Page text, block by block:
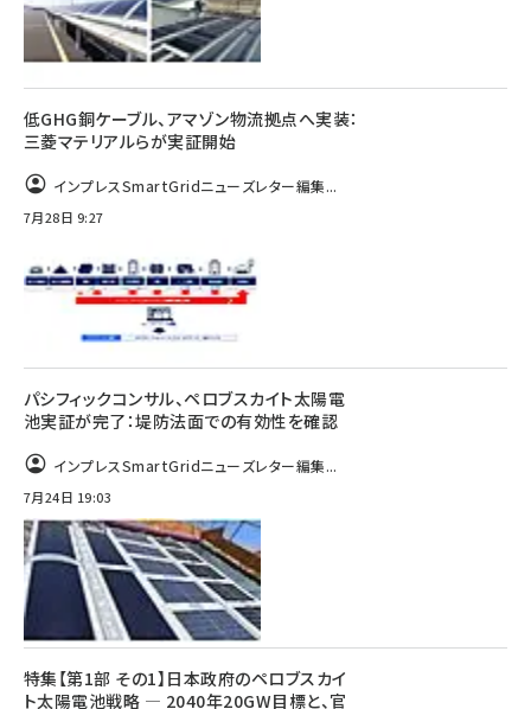
低GHG銅ケーブル、アマゾン物流拠点へ実装：
三菱マテリアルらが実証開始
インプレスSmartGridニューズレター編集...
7月28日 9:27
パシフィックコンサル、ペロブスカイト太陽電
池実証が完了：堤防法面での有効性を確認
インプレスSmartGridニューズレター編集...
7月24日 19:03
特集【第1部 その1】日本政府のペロブスカイ
ト太陽電池戦略 ― 2040年20GW目標と、官